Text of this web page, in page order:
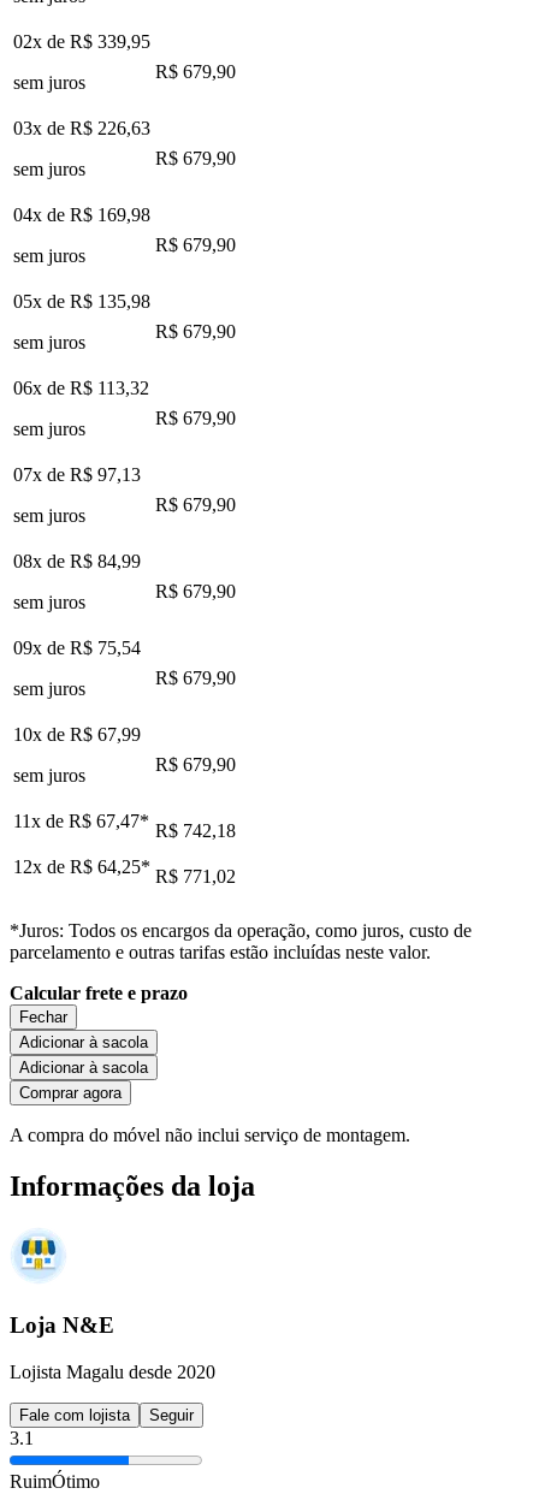
02x de R$ 339,95
sem juros
R$ 679,90
03x de R$ 226,63
sem juros
R$ 679,90
04x de R$ 169,98
sem juros
R$ 679,90
05x de R$ 135,98
sem juros
R$ 679,90
06x de R$ 113,32
sem juros
R$ 679,90
07x de R$ 97,13
sem juros
R$ 679,90
08x de R$ 84,99
sem juros
R$ 679,90
09x de R$ 75,54
sem juros
R$ 679,90
10x de R$ 67,99
sem juros
R$ 679,90
11x de R$ 67,47* R$ 742,18
12x de R$ 64,25* R$ 771,02
*Juros: Todos os encargos da operação, como juros, custo de
parcelamento e outras tarifas estão incluídas neste valor.
Calcular frete e prazo
Fechar
Adicionar à sacola
Adicionar à sacola
Comprar agora
A compra do móvel não inclui serviço de montagem.
Informações da loja
Loja N&E
Lojista Magalu desde 2020
Fale com lojista Seguir
3.1
RuimÓtimo